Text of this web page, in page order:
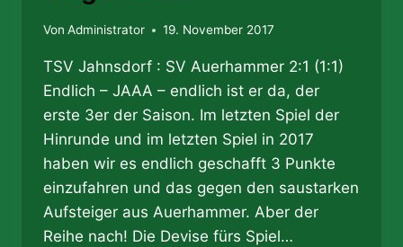
Von Administrator 19. November 2017
TSV Jahnsdorf : SV Auerhammer 2:1 (1:1)
Endlich – JAAA – endlich ist er da, der
erste 3er der Saison. Im letzten Spiel der
Hinrunde und im letzten Spiel in 2017
haben wir es endlich geschafft 3 Punkte
einzufahren und das gegen den saustarken
Aufsteiger aus Auerhammer. Aber der
Reihe nach! Die Devise fürs Spiel…